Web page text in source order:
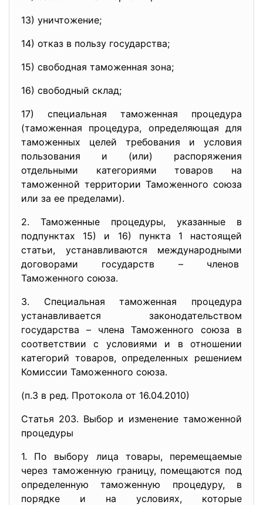
13) уничтожение;
14) отказ в пользу государства;
15) свободная таможенная зона;
16) свободный склад;
17) специальная таможенная процедура
(таможенная процедура, определяющая для
таможенных целей требования и условия
пользования и (или) распоряжения
отдельными категориями товаров на
таможенной территории Таможенного союза
или за ее пределами).
2. Таможенные процедуры, указанные в
подпунктах 15) и 16) пункта 1 настоящей
статьи, устанавливаются международными
договорами государств – членов
Таможенного союза.
3. Специальная таможенная процедура
устанавливается законодательством
государства – члена Таможенного союза в
соответствии с условиями и в отношении
категорий товаров, определенных решением
Комиссии Таможенного союза.
(п.3 в ред. Протокола от 16.04.2010)
Статья 203. Выбор и изменение таможенной
процедуры
1. По выбору лица товары, перемещаемые
через таможенную границу, помещаются под
определенную таможенную процедуру, в
порядке и на условиях, которые